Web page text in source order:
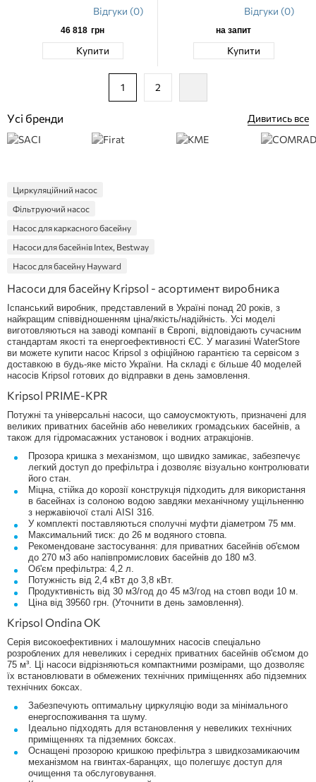
Відгуки (0)
46 818 грн
Купити
Відгуки (0)
на запит
Купити
1 2
Усі бренди Дивитись все
Циркуляційний насос
Фільтруючий насос
Насос для каркасного басейну
Насоси для басейнів Intex, Bestway
Насос для басейну Hayward
Дренажний насос для басейну
Запчастини до насосів для басейнів
Emaux насоси
Emaux SS033
Emaux ST033
Emaux SS075
Насоси для басейну з атракціонами
Насоси для домашнього басейну
Насос для надувного басейну
Насоси для громадського басейну
Насос для гідромасажу
Насос протитечії
Фільтр насос
Насос із префільтром
Kripsol Насоси
Насоси для басейну Kripsol - асортимент виробника
Іспанський виробник, представлений в Україні понад 20 років, з
найкращим співвідношенням ціна/якість/надійність. Усі моделі
виготовляються на заводі компанії в Європі, відповідають сучасним
стандартам якості та енергоефективності ЄС. У магазині WaterStore
ви можете купити насос Kripsol з офіційною гарантією та сервісом з
доставкою в будь-яке місто України. На складі є більше 40 моделей
насосів Kripsol готових до відправки в день замовлення.
Kripsol PRIME-KPR
Потужні та універсальні насоси, що самоусмоктують, призначені для
великих приватних басейнів або невеликих громадських басейнів, а
також для гідромасажних установок і водних атракціонів.
Прозора кришка з механізмом, що швидко замикає, забезпечує
легкий доступ до префільтра і дозволяє візуально контролювати
його стан.
Міцна, стійка до корозії конструкція підходить для використання
в басейнах із солоною водою завдяки механічному ущільненню
з нержавіючої сталі AISI 316.
У комплекті поставляються сполучні муфти діаметром 75 мм.
Максимальний тиск: до 26 м водяного стовпа.
Рекомендоване застосування: для приватних басейнів об'ємом
до 270 м3 або напівпромислових басейнів до 180 м3.
Об'єм префільтра: 4,2 л.
Потужність від 2,4 кВт до 3,8 кВт.
Продуктивність від 30 м3/год до 45 м3/год на стовп води 10 м.
Ціна від 39560 грн. (Уточнити в день замовлення).
Kripsol Ondina OK
Серія високоефективних і малошумних насосів спеціально
розроблених для невеликих і середніх приватних басейнів об'ємом до
75 м³. Ці насоси відрізняються компактними розмірами, що дозволяє
їх встановлювати в обмежених технічних приміщеннях або підземних
технічних боксах.
Забезпечують оптимальну циркуляцію води за мінімального
енергоспоживання та шуму.
Ідеально підходять для встановлення у невеликих технічних
приміщеннях та підземних боксах.
Оснащені прозорою кришкою префільтра з швидкозамикаючим
механізмом на гвинтах-баранцях, що полегшує доступ для
очищення та обслуговування.